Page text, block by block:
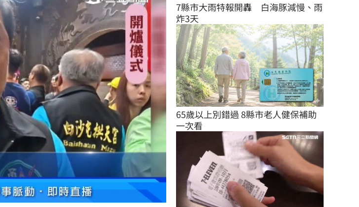
7縣市大雨特報開轟　白海豚減慢、雨
炸3天
65歲以上別錯過 8縣市老人健保補助
一次看